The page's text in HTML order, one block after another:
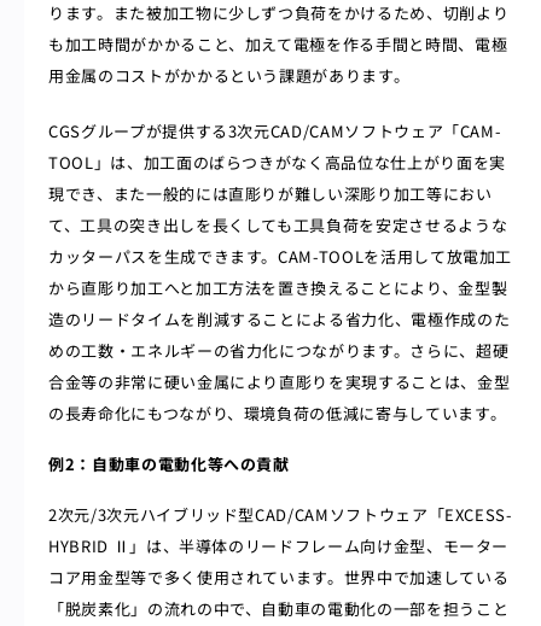
ります。また被加工物に少しずつ負荷をかけるため、切削より
も加工時間がかかること、加えて電極を作る手間と時間、電極
用金属のコストがかかるという課題があります。
CGSグループが提供する3次元CAD/CAMソフトウェア「CAM-
TOOL」は、加工面のばらつきがなく高品位な仕上がり面を実
現でき、また一般的には直彫りが難しい深彫り加工等におい
て、工具の突き出しを長くしても工具負荷を安定させるような
カッターパスを生成できます。CAM-TOOLを活用して放電加工
から直彫り加工へと加工方法を置き換えることにより、金型製
造のリードタイムを削減することによる省力化、電極作成のた
めの工数・エネルギーの省力化につながります。さらに、超硬
合金等の非常に硬い金属により直彫りを実現することは、金型
の長寿命化にもつながり、環境負荷の低減に寄与しています。
例2：自動車の電動化等への貢献
2次元/3次元ハイブリッド型CAD/CAMソフトウェア「EXCESS-
HYBRID Ⅱ」は、半導体のリードフレーム向け金型、モーター
コア用金型等で多く使用されています。世界中で加速している
「脱炭素化」の流れの中で、自動車の電動化の一部を担うこと